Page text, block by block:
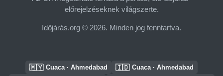
előrejelzéseknek világszerte.
Időjárás.org © 2026. Minden jog fenntartva.
🇲🇾 Cuaca · Ahmedabad 🇮🇩 Cuaca · Ahmedabad